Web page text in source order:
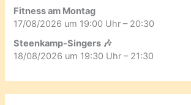
Fitness am Montag
17/08/2026 um 19:00 Uhr – 20:30
Steenkamp-Singers 🎶
18/08/2026 um 19:30 Uhr – 21:30